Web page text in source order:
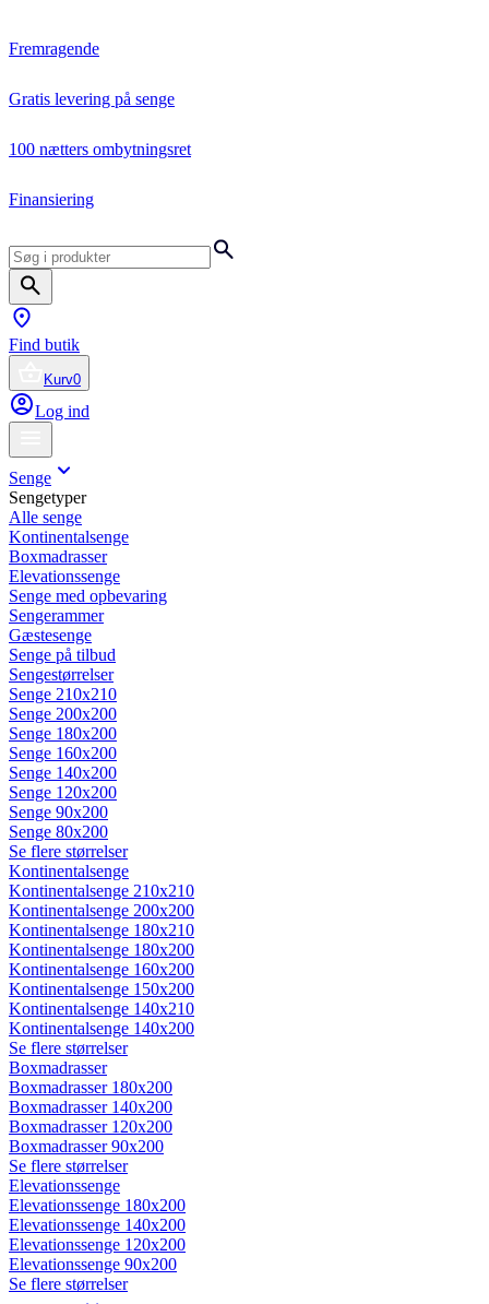
Fremragende
Gratis levering på senge
100 nætters ombytningsret
Finansiering
Find butik
Kurv0
Log ind
Senge
Sengetyper
Alle senge
Kontinentalsenge
Boxmadrasser
Elevationssenge
Senge med opbevaring
Sengerammer
Gæstesenge
Senge på tilbud
Sengestørrelser
Senge 210x210
Senge 200x200
Senge 180x200
Senge 160x200
Senge 140x200
Senge 120x200
Senge 90x200
Senge 80x200
Se flere størrelser
Kontinentalsenge
Kontinentalsenge 210x210
Kontinentalsenge 200x200
Kontinentalsenge 180x210
Kontinentalsenge 180x200
Kontinentalsenge 160x200
Kontinentalsenge 150x200
Kontinentalsenge 140x210
Kontinentalsenge 140x200
Se flere størrelser
Boxmadrasser
Boxmadrasser 180x200
Boxmadrasser 140x200
Boxmadrasser 120x200
Boxmadrasser 90x200
Se flere størrelser
Elevationssenge
Elevationssenge 180x200
Elevationssenge 140x200
Elevationssenge 120x200
Elevationssenge 90x200
Se flere størrelser